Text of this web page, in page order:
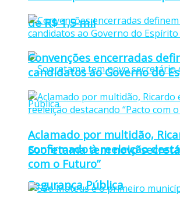
de R$ 1,5 mil
Sooretama tem novo
Segurança Pública
Convenções encerradas
candidatos ao Governo do
Aclamado por multidão,
confirmado à reeleição
com o Futuro”